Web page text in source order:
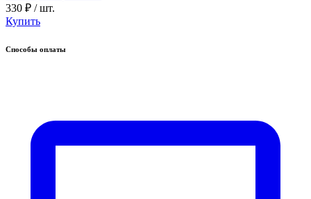
330 ₽ / шт.
Купить
Способы оплаты